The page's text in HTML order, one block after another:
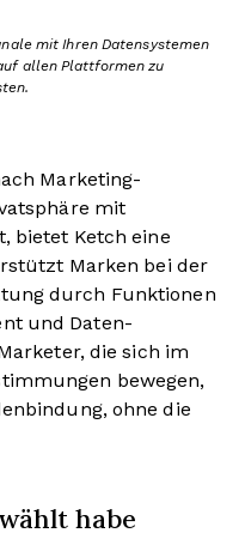
mit Ihren Datensystemen
allen Plattformen zu
Marketing-
mit
bietet Ketch eine
Marken bei der
durch Funktionen
und Daten-
die sich im
bewegen,
ohne die
habe